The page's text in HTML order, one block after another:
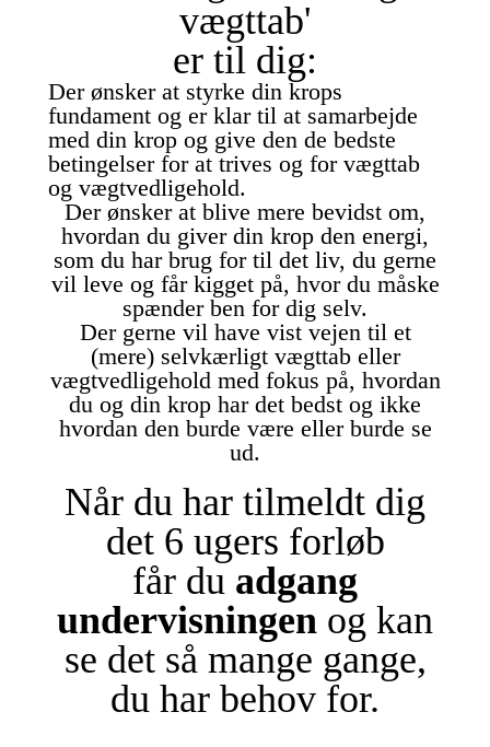
vægttab'
er til dig:
Der ønsker at styrke din krops
fundament og er klar til at samarbejde
med din krop og give den de bedste
betingelser for at trives og for vægttab
og vægtvedligehold.
Der ønsker at blive mere bevidst om,
hvordan du giver din krop den energi,
som du har brug for til det liv, du gerne
vil leve og får kigget på, hvor du måske
spænder ben for dig selv.
Der gerne vil have vist vejen til et
(mere) selvkærligt vægttab eller
vægtvedligehold med fokus på, hvordan
du og din krop har det bedst og ikke
hvordan den burde være eller burde se
ud.
Når du har tilmeldt dig
det 6 ugers forløb
får du adgang
undervisningen og kan
se det så mange gange,
du har behov for.